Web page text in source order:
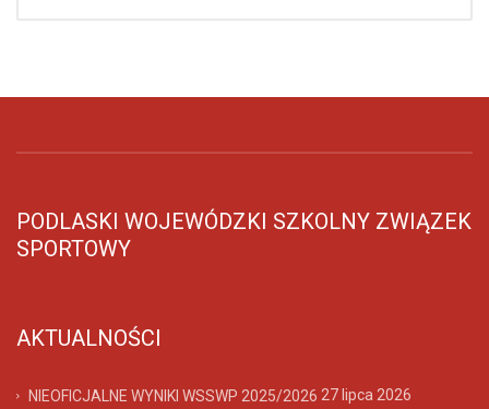
PODLASKI WOJEWÓDZKI SZKOLNY ZWIĄZEK
SPORTOWY
AKTUALNOŚCI
NIEOFICJALNE WYNIKI WSSWP 2025/2026 27 lipca 2026